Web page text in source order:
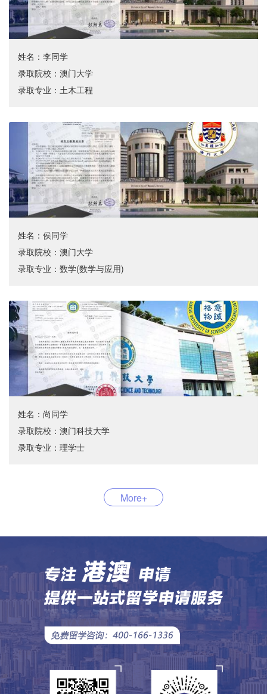
姓名：李同学
录取院校：澳门大学
录取专业：土木工程
姓名：侯同学
录取院校：澳门大学
录取专业：数学(数学与应用)
姓名：尚同学
录取院校：澳门科技大学
录取专业：理学士
More+